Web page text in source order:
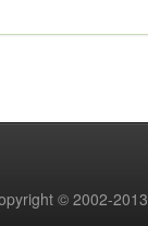
© 2002-2013